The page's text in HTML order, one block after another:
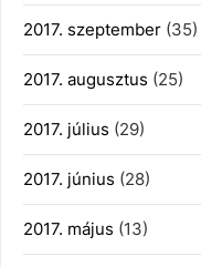
2017. szeptember (35)
2017. augusztus (25)
2017. július (29)
2017. június (28)
2017. május (13)